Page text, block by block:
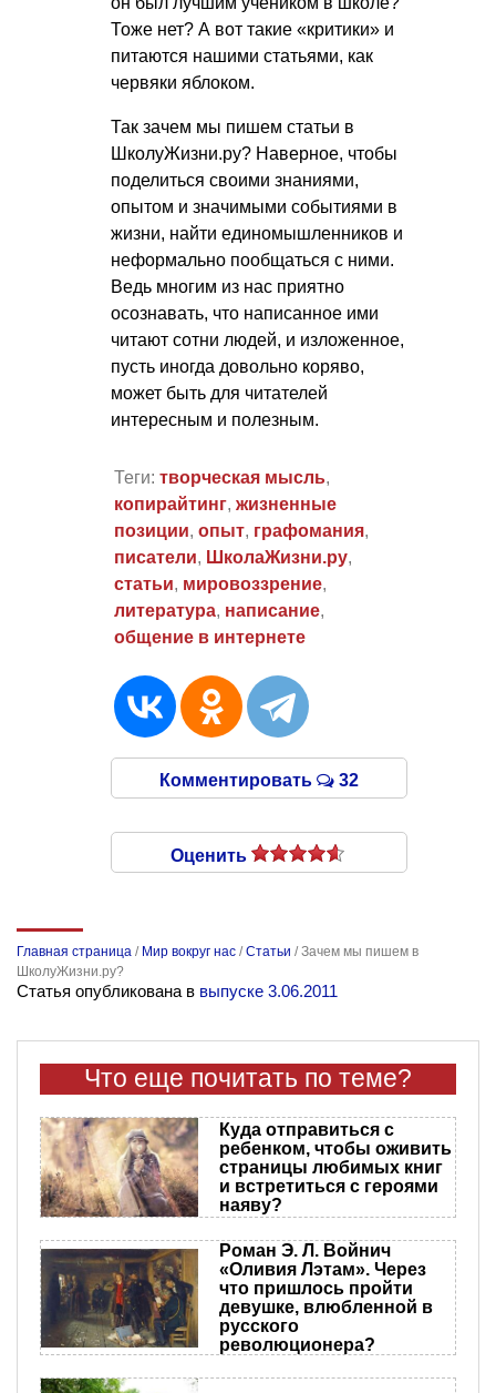
Тоже нет? А вот такие «критики» и
питаются нашими статьями, как
червяки яблоком.
Так зачем мы пишем статьи в
ШколуЖизни.ру? Наверное, чтобы
поделиться своими знаниями,
опытом и значимыми событиями в
жизни, найти единомышленников и
неформально пообщаться с ними.
Ведь многим из нас приятно
осознавать, что написанное ими
читают сотни людей, и изложенное,
пусть иногда довольно коряво,
может быть для читателей
интересным и полезным.
Теги: творческая мысль,
копирайтинг, жизненные
позиции, опыт, графомания,
писатели, ШколаЖизни.ру,
статьи, мировоззрение,
литература, написание,
общение в интернете
Комментировать 32
Оценить
Главная страница / Мир вокруг нас /Статьи /Зачем мы пишем в
ШколуЖизни.ру?
Статья опубликована в выпуске 3.06.2011
Что еще почитать по теме?
Куда отправиться с
ребенком, чтобы оживить
страницы любимых книг
и встретиться с героями
наяву?
Роман Э. Л. Войнич
«Оливия Лэтам». Через
что пришлось пройти
девушке, влюбленной в
русского
революционера?